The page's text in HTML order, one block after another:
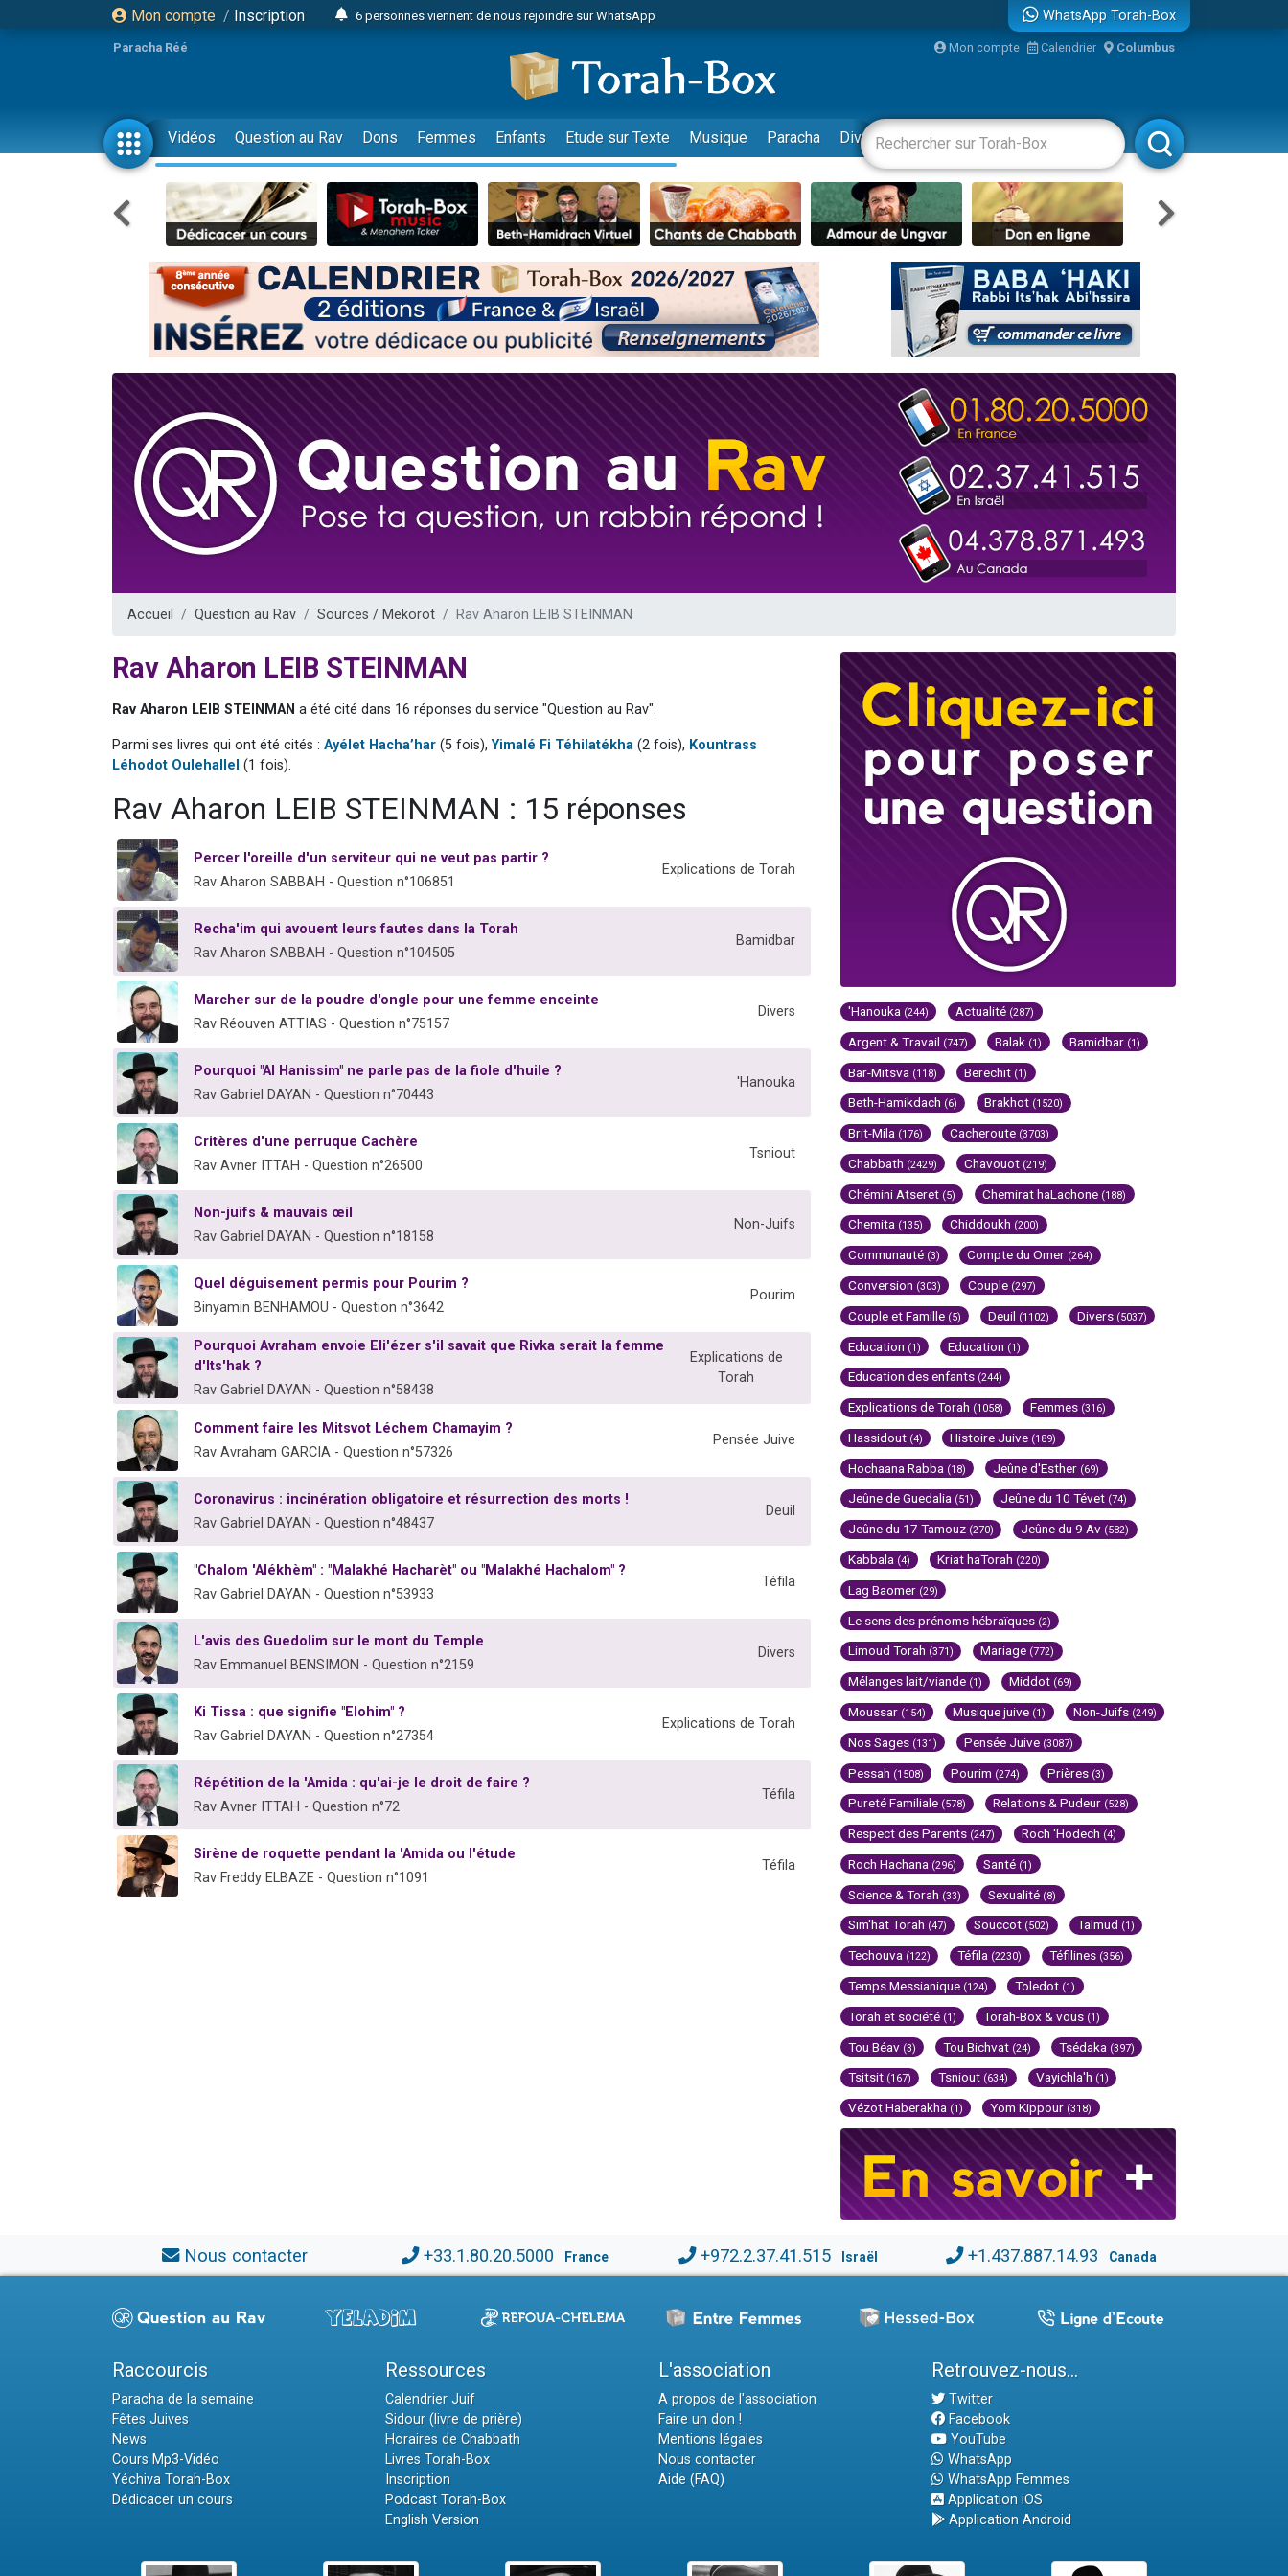
Mon compte / Inscription
6 personnes viennent de nous rejoindre sur WhatsApp
2 personnes viennent de faire un don pour 1 Journée de Vacances Pour les Enfants
17 personnes viennent de demander une bénédiction
4 personnes viennent de nous rejoindre sur WhatsApp
Il reste 49 places pour étudier en groupe sur Zoom
23 personnes viennent de faire un don pour Diane, 80 ans, dans un appartement insalubre
Eva vient de donner son Maasser
4 personnes viennent de nous rejoindre sur WhatsApp
3 personnes viennent de nous rejoindre sur WhatsApp
3 personnes viennent de faire un don pour 5 jours de vacances aux Orphelins
Odaya vient de donner son Maasser
13 personnes viennent de demander une bénédiction
2 personnes viennent de nous rejoindre sur WhatsApp
30 personnes viennent de faire un don pour Sauvez la jambe de Yohan
Il reste 49 places pour étudier en groupe sur Zoom
12 nouvelles musiques dans Torah-Box Music
3 personnes viennent de nous rejoindre sur WhatsApp
2 personnes viennent de nous rejoindre sur WhatsApp
WhatsApp Torah-Box
Paracha Réé Mon compte Calendrier Columbus
Vidéos Question au Rav Dons Femmes Enfants Etude sur Texte Musique Paracha Divertissements Livres Rabbanim
Accueil Question au Rav Sources / Mekorot Rav Aharon LEIB STEINMAN
Rav Aharon LEIB STEINMAN
Rav Aharon LEIB STEINMAN a été cité dans 16 réponses du service "Question au Rav".
Parmi ses livres qui ont été cités : Ayélet Hacha’har (5 fois),Yimalé Fi Téhilatékha (2 fois), Kountrass
Léhodot Oulehallel (1 fois).
Rav Aharon LEIB STEINMAN : 15 réponses
Percer l'oreille d'un serviteur qui ne veut pas partir ?
Rav Aharon SABBAH - Question n°106851
Explications de Torah
Recha'im qui avouent leurs fautes dans la Torah
Rav Aharon SABBAH - Question n°104505
Bamidbar
Marcher sur de la poudre d'ongle pour une femme enceinte
Rav Réouven ATTIAS - Question n°75157
Divers
Pourquoi "Al Hanissim" ne parle pas de la fiole d'huile ?
Rav Gabriel DAYAN - Question n°70443
'Hanouka
Critères d'une perruque Cachère
Rav Avner ITTAH - Question n°26500
Tsniout
Non-juifs & mauvais œil
Rav Gabriel DAYAN - Question n°18158
Non-Juifs
Quel déguisement permis pour Pourim ?
Binyamin BENHAMOU - Question n°3642
Pourim
Pourquoi Avraham envoie Eli'ézer s'il savait que Rivka serait la femme
d'Its'hak ?
Rav Gabriel DAYAN - Question n°58438
Explications de
Torah
Comment faire les Mitsvot Léchem Chamayim ?
Rav Avraham GARCIA - Question n°57326
Pensée Juive
Coronavirus : incinération obligatoire et résurrection des morts !
Rav Gabriel DAYAN - Question n°48437
Deuil
"Chalom 'Alékhèm" : "Malakhé Hacharèt" ou "Malakhé Hachalom" ?
Rav Gabriel DAYAN - Question n°53933
Téfila
L'avis des Guedolim sur le mont du Temple
Rav Emmanuel BENSIMON - Question n°2159
Divers
Ki Tissa : que signifie "Elohim" ?
Rav Gabriel DAYAN - Question n°27354
Explications de Torah
Répétition de la 'Amida : qu'ai-je le droit de faire ?
Rav Avner ITTAH - Question n°72
Téfila
Sirène de roquette pendant la 'Amida ou l'étude
Rav Freddy ELBAZE - Question n°1091
Téfila
'Hanouka (244) Actualité (287)
Argent & Travail (747) Balak (1) Bamidbar (1)
Bar-Mitsva (118) Berechit (1)
Beth-Hamikdach (6) Brakhot (1520)
Brit-Mila (176) Cacheroute (3703)
Chabbath (2429) Chavouot (219)
Chémini Atseret (5) Chemirat haLachone (188)
Chemita (135) Chiddoukh (200)
Communauté (3) Compte du Omer (264)
Conversion (303) Couple (297)
Couple et Famille (5) Deuil (1102) Divers (5037)
Education (1) Education (1)
Education des enfants (244)
Explications de Torah (1058) Femmes (316)
Hassidout (4) Histoire Juive (189)
Hochaana Rabba (18) Jeûne d'Esther (69)
Jeûne de Guedalia (51) Jeûne du 10 Tévet (74)
Jeûne du 17 Tamouz (270) Jeûne du 9 Av (582)
Kabbala (4) Kriat haTorah (220)
Lag Baomer (29)
Le sens des prénoms hébraïques (2)
Limoud Torah (371) Mariage (772)
Mélanges lait/viande (1) Middot (69)
Moussar (154) Musique juive (1) Non-Juifs (249)
Nos Sages (131) Pensée Juive (3087)
Pessah (1508) Pourim (274) Prières (3)
Pureté Familiale (578) Relations & Pudeur (528)
Respect des Parents (247) Roch 'Hodech (4)
Roch Hachana (296) Santé (1)
Science & Torah (33) Sexualité (8)
Sim'hat Torah (47) Souccot (502) Talmud (1)
Techouva (122) Téfila (2230) Téfilines (356)
Temps Messianique (124) Toledot (1)
Torah et société (1) Torah-Box & vous (1)
Tou Béav (3) Tou Bichvat (24) Tsédaka (397)
Tsitsit (167) Tsniout (634) Vayichla'h (1)
Vézot Haberakha (1) Yom Kippour (318)
Nous contacter +33.1.80.20.5000 France +972.2.37.41.515 Israël +1.437.887.14.93 Canada
Raccourcis
Paracha de la semaine
Fêtes Juives
News
Cours Mp3-Vidéo
Yéchiva Torah-Box
Dédicacer un cours
Ressources
Calendrier Juif
Sidour (livre de prière)
Horaires de Chabbath
Livres Torah-Box
Inscription
Podcast Torah-Box
English Version
L'association
A propos de l'association
Faire un don !
Mentions légales
Nous contacter
Aide (FAQ)
Retrouvez-nous...
Twitter
Facebook
YouTube
WhatsApp
WhatsApp Femmes
Application iOS
Application Android